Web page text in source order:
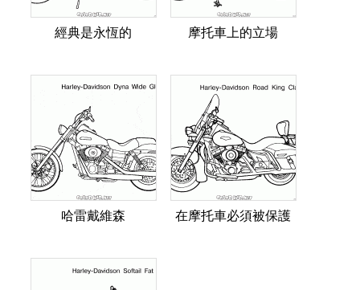
經典是永恆的 摩托車上的立場
哈雷戴維森 在摩托車必須被保護